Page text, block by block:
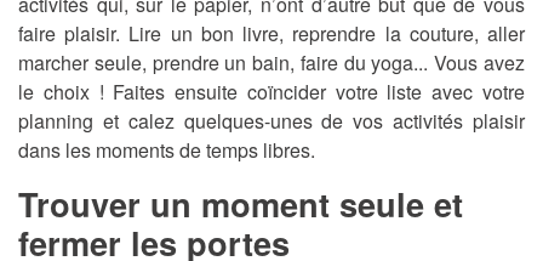
faire plaisir. Lire un bon livre, reprendre la couture, aller
marcher seule, prendre un bain, faire du yoga... Vous avez
le choix ! Faites ensuite coïncider votre liste avec votre
planning et calez quelques-unes de vos activités plaisir
dans les moments de temps libres.
Trouver un moment seule et
fermer les portes